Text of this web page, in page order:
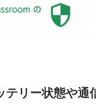
リー状態や通